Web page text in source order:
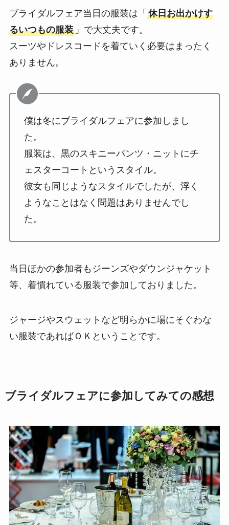
ブライダルフェア当日の服装は「 休日お出かけす
るいつもの服装」で大丈夫です。
スーツやドレスコードを着ていく必要はまったく
ありません。
僕は冬にブライダルフェアに参加しまし
た。
服装は、黒のスキニーパンツ・ニットにチ
ェスターコートというスタイル。
彼女も同じようなスタイルでしたが、浮く
ようなことはなく問題はありませんでし
た。
当日ほかの参加者もジーンズやダウンジャケット
等、着慣れている服装で参加しておりました。
ジャージやスウェットなど明らかに場にそぐわな
い服装であればＯＫということです。
ブライダルフェアに参加してみての感想